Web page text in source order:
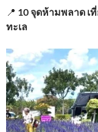
📍 10 จุดห้ามพลาด เ
ทะเล